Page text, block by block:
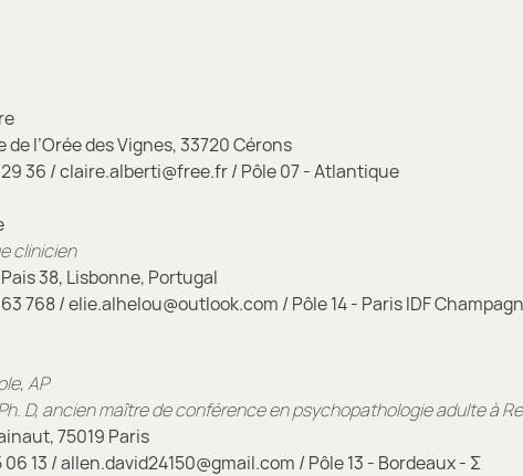
de l’Orée des Vignes, 33720 Cérons
29 36 / claire.alberti@free.fr / Pôle 07 - Atlantique
clinicien
38, Lisbonne, Portugal
768 / elie.alhelou@outlook.com / Pôle 14 - Paris IDF
AP
Ph. D, ancien maître de conférence en psychopathologie adulte à
75019 Paris
06 13 / allen.david24150@gmail.com / Pôle 13 - Bordeaux - Σ